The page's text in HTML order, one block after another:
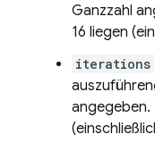
Ganzzahl
16 liegen
iterations
angegeben.